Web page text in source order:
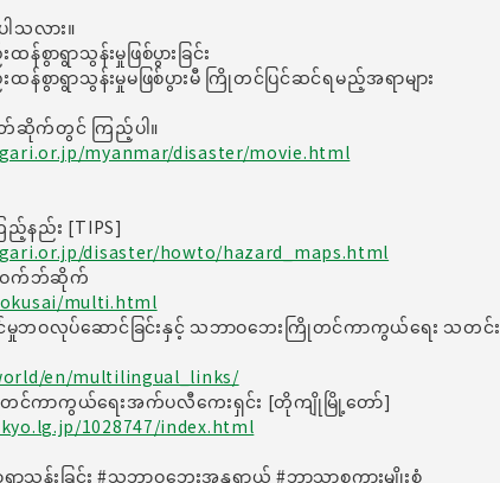
သလား။
စွာရွာသွန်းမှုဖြစ်ပွားခြင်း
န်စွာရွာသွန်းမှုမဖြစ်ပွားမီ ကြိုတင်ပြင်ဆင်ရမည့်အရာများ
ဘ်ဆိုက်တွင် ကြည့်ပါ။
myanmar/disaster/movie.html
ည့်နည်း [TIPS]
disaster/howto/hazard_maps.html
နဝက်ဘ်ဆိုက်
multi.html
ထိုင်မှုဘဝလုပ်ဆောင်ခြင်းနှင့် သဘာဝဘေးကြိုတင်ကာကွယ်ရေး သတင်း
en/multilingual_links/
င်ကာကွယ်ရေးအက်ပလီကေးရှင်း [တိုကျိုမြို့တော်]
1028747/index.html
သွန်းခြင်း #သဘာဝဘေးအန္တရာယ် #ဘာသာစကားမျိုးစုံ